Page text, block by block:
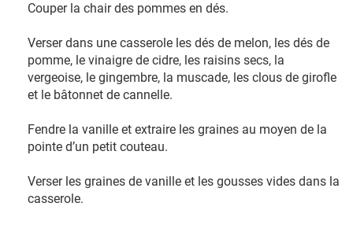
Couper la chair des pommes en dés.
Verser dans une casserole les dés de melon, les dés de
pomme, le vinaigre de cidre, les raisins secs, la
vergeoise, le gingembre, la muscade, les clous de girofle
et le bâtonnet de cannelle.
Fendre la vanille et extraire les graines au moyen de la
pointe d’un petit couteau.
Verser les graines de vanille et les gousses vides dans la
casserole.